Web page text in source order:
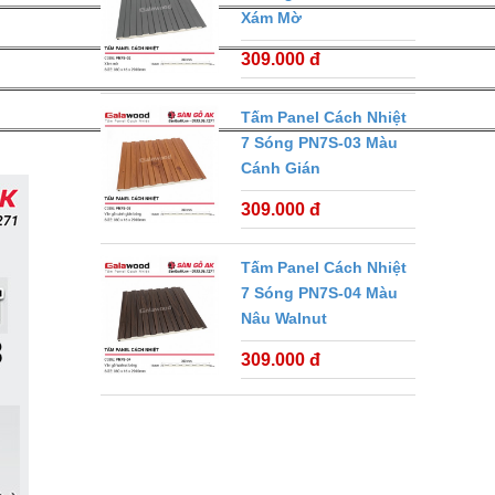
Xám Mờ
309.000 đ
Tấm Panel Cách Nhiệt
7 Sóng PN7S-03 Màu
Cánh Gián
309.000 đ
Tấm Panel Cách Nhiệt
7 Sóng PN7S-04 Màu
Nâu Walnut
309.000 đ